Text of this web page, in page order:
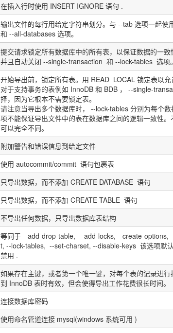
在插入行时使用 INSERT IGNORE 语句 .
输出文件的每行用给定字符串划分。与 --tab 选项一起使
和 --all-databases 选项。
提交请求锁定所有数据库中的所有表，以保证数据的一致
并且自动关闭 --single-transaction 和 --lock-tables 选项。
开始导出前，锁定所有表。用 READ LOCAL 锁定表以允
对于支持事务的表例如 InnoDB 和 BDB ， --single-
择，因为它根本不需要锁定表。
请注意当导出多个数据库时，
--lock-tables 分别为每个
项不能保证导出文件中的表在数据库之间的逻辑一致性
可以完全不同。
附加警告和错误信息到给定文件
使用 autocommit/commit 语句包裹表
只导出数据，而不添加 CREATE DATABASE 语句
只导出数据，而不添加 CREATE TABLE 语句
不导出任何数据，只导出数据库表结构
等同于 --add-drop-table, --add-locks, --create-options,
t, --lock-tables, --set-charset, --disable-keys 该选项默
禁用 .
如果存在主键，或者第一个唯一键，对每个表的记录进行
到 InnoDB 表时有效，但会使得导出工作花费很长时间。
连接数据库密码
使用命名管道连接 mysql(windows 系统可用 )